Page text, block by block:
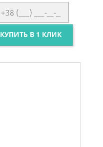
КУПИТЬ В 1 КЛИК